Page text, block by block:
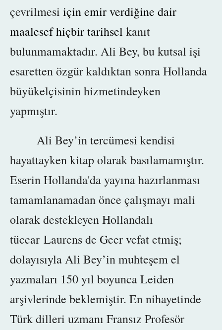
çevrilmesi için emir verdiğine dair
maalesef hiçbir tarihsel kanıt
bulunmamaktadır. Ali Bey, bu kutsal işi
esaretten özgür kaldıktan sonra Hollanda
büyükelçisinin hizmetindeyken
yapmıştır.
Ali Bey’in tercümesi kendisi
hayattayken kitap olarak basılamamıştır.
Eserin Hollanda'da yayına hazırlanması
tamamlanamadanönce çalışmayı mali
olarak destekleyen Hollandalı
tüccar Laurens de Geer vefat etmiş;
dolayısıyla Ali Bey’in muhteşem el
yazmaları 150 yıl boyunca Leiden
arşivlerinde beklemiştir. En nihayetinde
Türk dilleri uzmanı Fransız Profesör